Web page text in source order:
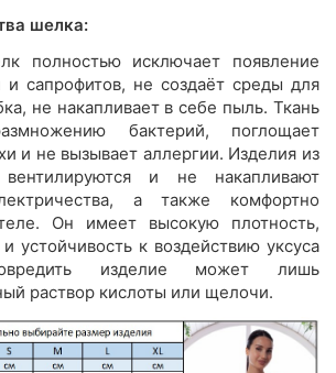
шелка:
полностью исключает появление
сапрофитов, не создаёт среды для
не накапливает в себе пыль. Ткань
бактерий, поглощает
и не вызывает аллергии. Изделия из
и не накапливают
а также комфортно
Он имеет высокую плотность,
и устойчивость к воздействию уксуса
изделие может лишь
раствор кислоты или щелочи.